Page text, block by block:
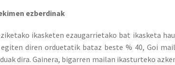
ezberdinak
ikasketen ezaugarrietako bat ikasketa
diren orduetatik bataz beste % 40, Goi
dira. Gainera, bigarren mailan ikasturteko